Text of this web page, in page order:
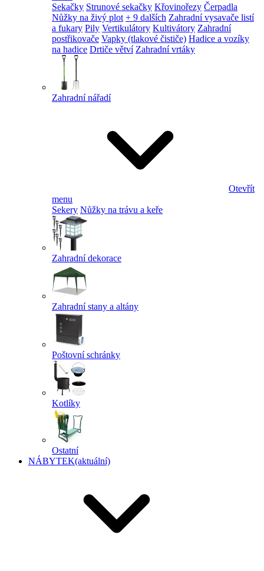
Sekačky Strunové sekačky Křovinořezy Čerpadla
Nůžky na živý plot + 9 dalších Zahradní vysavače listí
a fukary Pily Vertikulátory Kultivátory Zahradní
postřikovače Vapky (tlakové čističe) Hadice a vozíky
na hadice Drtiče větví Zahradní vrtáky
Zahradní nářadí
Otevřít
menu
Sekery Nůžky na trávu a keře
Zahradní dekorace
Zahradní stany a altány
Poštovní schránky
Kotlíky
Ostatní
NÁBYTEK(aktuální)